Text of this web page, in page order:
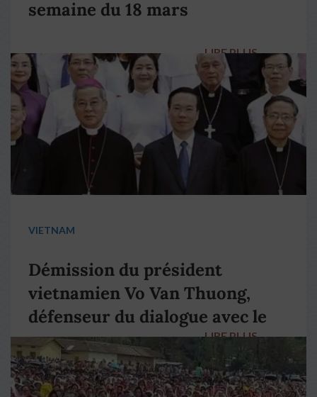
semaine du 18 mars
LIRE PLUS →
VIETNAM
Démission du président
vietnamien Vo Van Thuong,
défenseur du dialogue avec le
pape François
LIRE PLUS →